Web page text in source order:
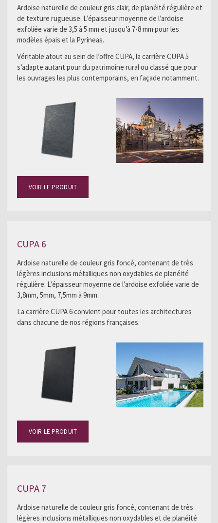
Ardoise naturelle de couleur gris clair, de planéité régulière et
de texture rugueuse. L’épaisseur moyenne de l’ardoise
exfoliée varie de 3,5 à 5 mm et jusqu’à 7-8 mm pour les
modèles épais et la Pyrineas.
Véritable atout au sein de l’offre CUPA, la carrière CUPA 5
s’adapte autant pour du patrimoine rural ou classé que pour
les ouvrages les plus contemporains, en façade notamment.
VOIR LE PRODUIT
CUPA 6
Ardoise naturelle de couleur gris foncé, contenant de très
légères inclusions métalliques non oxydables de planéité
régulière. L’épaisseur moyenne de l’ardoise exfoliée varie de
3,8mm, 5mm, 7,5mm à 9mm.
La carrière CUPA 6 convient pour toutes les architectures
dans chacune de nos régions françaises.
VOIR LE PRODUIT
CUPA 7
Ardoise naturelle de couleur gris foncé, contenant de très
légères inclusions métalliques non oxydables et de planéité